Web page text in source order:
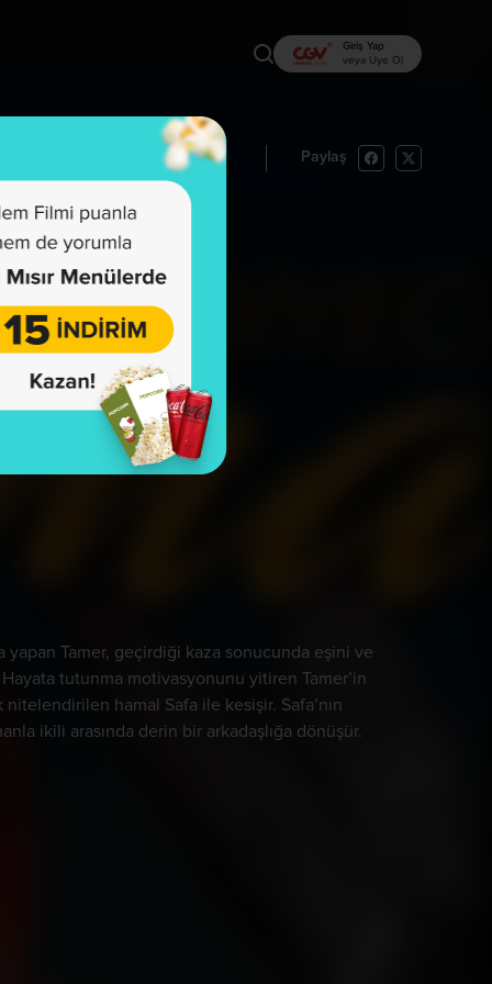
Giriş Yap
veya Üye Ol
İzlemek İstiyorum Paylaş
yapan Tamer, geçirdiği kaza sonucunda eşini ve
tutunma motivasyonunu yitiren Tamer’in
hamal Safa ile kesişir. Safa’nın
ikili arasında derin bir arkadaşlığa dönüşür.